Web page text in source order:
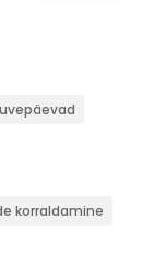
korraldamine